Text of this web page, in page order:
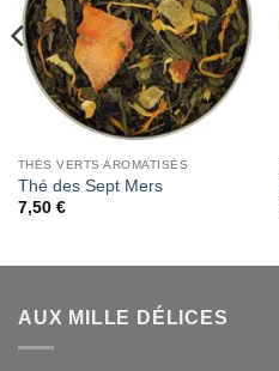
THÉS VERTS AROMATISÉS
Thé des Sept Mers
7,50 €
AUX MILLE DÉLICES